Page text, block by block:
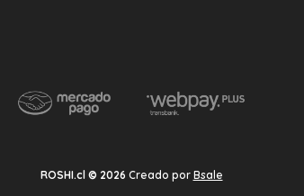
ROSHI.cl © 2026 Creado por Bsale